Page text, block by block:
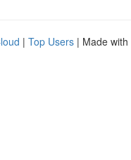
| Top Users | Made with